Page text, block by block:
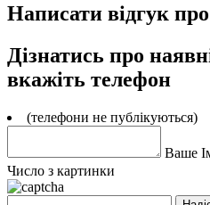
Написати відгук
Дізнатись про
вкажіть телефон
(телефони не публікуються)
Ваше
Число з картинки